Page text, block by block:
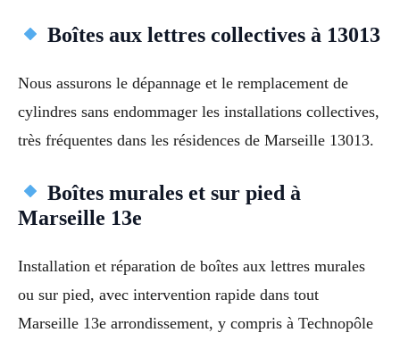
Boîtes aux lettres collectives à 13013
Nous assurons le dépannage et le remplacement de
cylindres sans endommager les installations collectives,
très fréquentes dans les résidences de Marseille 13013.
Boîtes murales et sur pied à
Marseille 13e
Installation et réparation de boîtes aux lettres murales
ou sur pied, avec intervention rapide dans tout
Marseille 13e arrondissement, y compris à Technopôle